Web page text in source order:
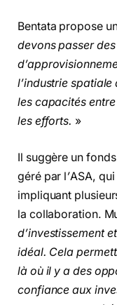
Bentata propose
devons passer
l’industrie
les capacités
les efforts. »
Il suggère un
géré par l’ASA,
impliquant
la collaboration.
d’investissement
idéal. Cela
là où il y a des
confiance aux